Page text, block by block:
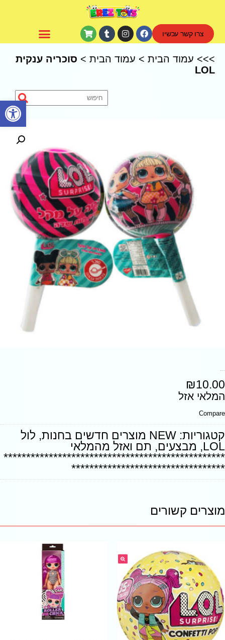
פתח סרגל נגישות
צרו קשר עכשיו
>>> עמוד הבית > עמוד הבית > סוכריה ענקית
LOL
₪10.00
המלאי אזל
Compare
קטגוריות: NEW מוצרים חדשים בחנות , לול
LOL
, מבצעים, תם ואזל מהמלאי
*************************************************
**********************************
מוצרים קשורים